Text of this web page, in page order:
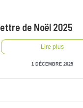
de Noël 2025
Lire plus
1 DÉCEMBRE 2025